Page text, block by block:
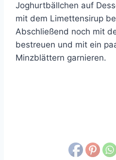
Joghurtbällchen auf
mit dem Limettensirup
Abschließend noch mit
bestreuen und mit ein
Minzblättern garnieren.